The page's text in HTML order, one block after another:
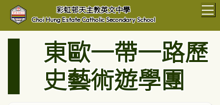
彩虹邨天主教英文中學
Choi Hung Estate Catholic Secondary School
東歐一帶一路歷
史藝術遊學團